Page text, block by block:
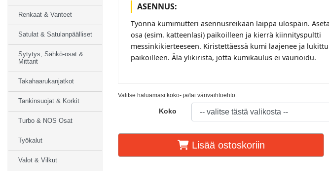
ASENNUS:
Työnnä kumimutteri asennusreikään laippa ulospäin.
osa (esim. katteenlasi) paikoilleen ja kierrä kiinnityspultti
messinkikierteeseen. Kiristettäessä kumi laajenee ja
paikoilleen. Älä ylikiristä, jotta kumikaulus ei vaurioidu.
Valitse haluamasi koko- ja/tai värivaihtoehto:
Koko
Lisää ostoskoriin
Renkaat & Vanteet
Satulat & Satulanpäälliset
Sytytys, Sähkö-osat &
Mittarit
Takahaarukanjatkot
Tankinsuojat & Korkit
Turbo & NOS Osat
Työkalut
Valot & Vilkut